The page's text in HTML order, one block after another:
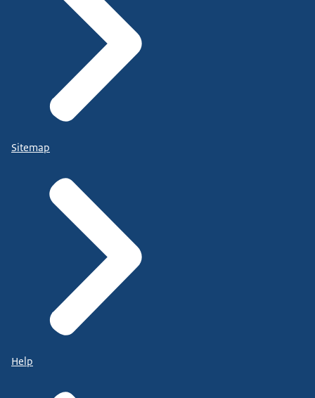
Sitemap
Help